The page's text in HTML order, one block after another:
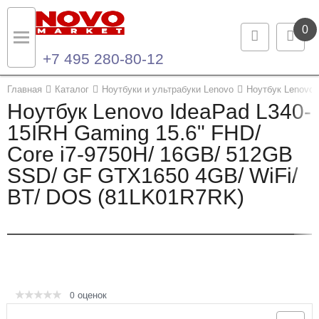
0
+7 495 280-80-12
Главная Каталог Ноутбуки и ультрабуки Lenovo Ноутбук Lenovo
Ноутбук Lenovo IdeaPad L340-
15IRH Gaming 15.6" FHD/
Core i7-9750H/ 16GB/ 512GB
SSD/ GF GTX1650 4GB/ WiFi/
BT/ DOS (81LK01R7RK)
0 оценок
Назад
Каталог продукции
Ноутбуки и ультрабуки
Компьютеры
Назад
Контакты
Контактная информация